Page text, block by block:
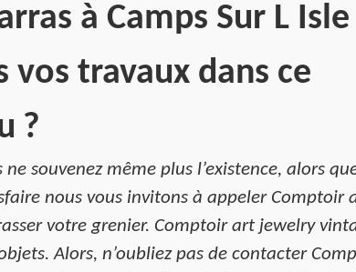
à Camps Sur L Isle
vos travaux dans ce
?
souvenez même plus l’existence, alors
nous vous invitons à appeler Comptoir
votre grenier. Comptoir art jewelry
Alors, n’oubliez pas de contacter